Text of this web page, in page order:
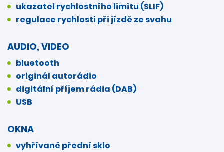
ukazatel rychlostního limitu (SLIF)
regulace rychlosti při jízdě ze svahu
AUDIO, VIDEO
bluetooth
originál autorádio
digitální příjem rádia (DAB)
USB
OKNA
vyhřívané přední sklo